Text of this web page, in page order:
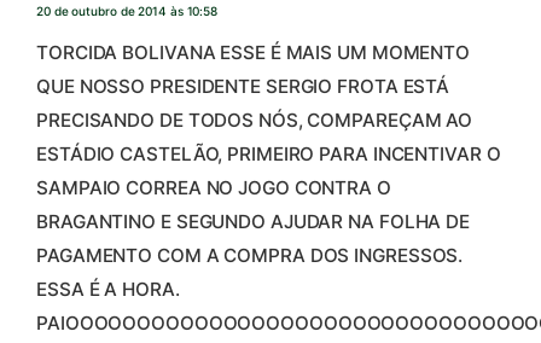
20 de outubro de 2014 às 10:58
TORCIDA BOLIVANA ESSE É MAIS UM MOMENTO
QUE NOSSO PRESIDENTE SERGIO FROTA ESTÁ
PRECISANDO DE TODOS NÓS, COMPAREÇAM AO
ESTÁDIO CASTELÃO, PRIMEIRO PARA INCENTIVAR O
SAMPAIO CORREA NO JOGO CONTRA O
BRAGANTINO E SEGUNDO AJUDAR NA FOLHA DE
PAGAMENTO COM A COMPRA DOS INGRESSOS.
ESSA É A HORA.